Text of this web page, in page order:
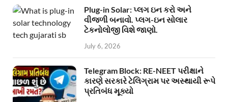
Plug-in Solar: પ્લગ ઇન કરો અને
વીજળી બનાવો. પ્લગ-ઇન સોલાર
ટેકનોલોજી વિશે જાણો.
July 6, 2026
Telegram Block: RE-NEET પરીક્ષાને
કારણે સરકારે ટેલિગ્રામ પર અસ્થાયી રૂપે
પ્રતિબંધ મૂક્યો